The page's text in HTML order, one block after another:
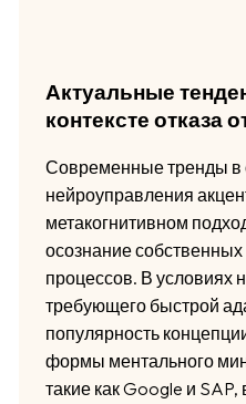
Актуальные
контексте отказа
Современные тренды в
нейроуправления
метакогнитивном
осознание
процессов. В условиях
требующего быстрой
популярность
формы ментального
такие как Google и SAP,